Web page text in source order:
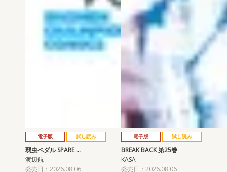
電子版 試し読み
弱虫ペダル SPARE …
渡辺航
発売日：2026.08.06
電子版 試し読み
BREAK BACK 第25巻
KASA
発売日：2026.08.06